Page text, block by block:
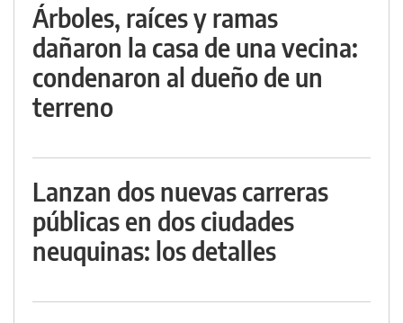
Árboles, raíces y ramas
dañaron la casa de una vecina:
condenaron al dueño de un
terreno
Lanzan dos nuevas carreras
públicas en dos ciudades
neuquinas: los detalles